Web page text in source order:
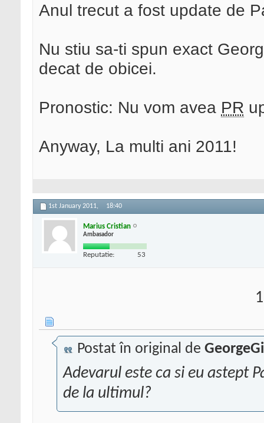
Anul trecut a fost update de
Nu stiu sa-ti spun exact
decat de obicei.
Pronostic: Nu vom avea PR
Anyway, La multi ani 2011!
1st January 2011, 18:40
Marius Cristian
Ambasador
Reputatie: 53
Postat în original de
Adevarul este ca si eu astept
de la ultimul?